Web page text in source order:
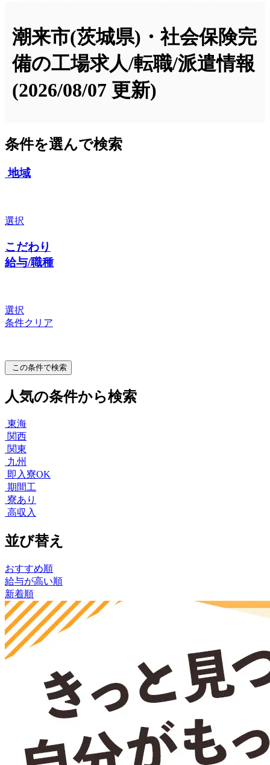
潮来市(茨城県)・社会保険完
備の工場求人/転職/派遣情報
(2026/08/07 更新)
条件を選んで検索
地域
選択
こだわり
給与/職種
選択
条件クリア
この条件で検索
人気の条件から検索
東海
関西
関東
九州
即入寮OK
期間工
寮あり
高収入
並び替え
おすすめ順
給与が高い順
新着順